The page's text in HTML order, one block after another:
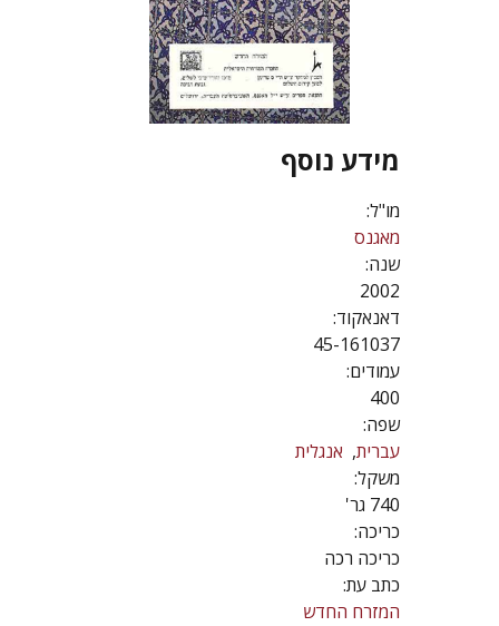
מידע נוסף
מו"ל:
מאגנס
שנה:
2002
דאנאקוד:
45-161037
עמודים:
400
שפה:
עברית אנגלית
משקל:
740 גר'
כריכה:
כריכה רכה
כתב עת:
המזרח החדש